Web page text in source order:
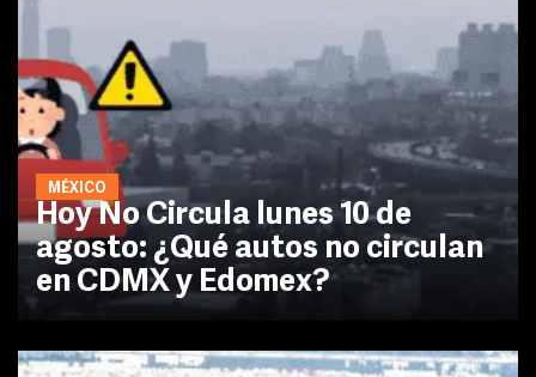
MÉXICO
Hoy No Circula lunes 10 de
agosto: ¿Qué autos no circulan
en CDMX y Edomex?